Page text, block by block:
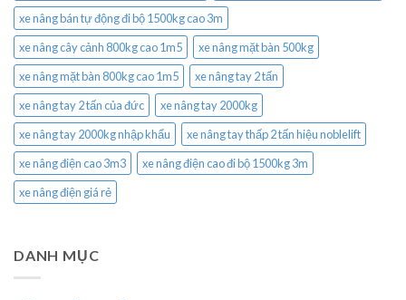
xe nâng bán tự động đi bộ 1500kg cao 3m
xe nâng cây cảnh 800kg cao 1m5
xe nâng mặt bàn 500kg
xe nâng mặt bàn 800kg cao 1m5
xe nâng tay 2 tấn
xe nâng tay 2 tấn của đức
xe nâng tay 2000kg
xe nâng tay 2000kg nhập khẩu
xe nâng tay thấp 2 tấn hiệu noblelift
xe nâng điện cao 3m3
xe nâng điện cao đi bộ 1500kg 3m
xe nâng điện giá rẻ
DANH MỤC